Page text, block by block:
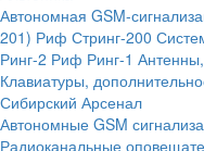
Автономная GSM-
201) Риф Стринг-200
Ринг-2 Риф Ринг-1
Клавиатуры,
Сибирский Арсенал
Автономные GSM
Радиоканальные